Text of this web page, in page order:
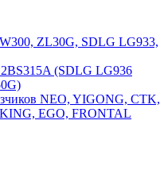
ZL30G, SDLG LG933,
(SDLG LG936
NEO, YIGONG, CTK,
EGO, FRONTAL